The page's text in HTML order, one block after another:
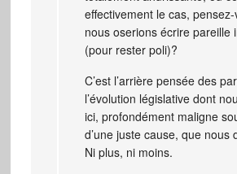
effectivement le cas,
nous oserions écrire pareille
(pour rester poli)?
C’est l’arrière pensée des
l’évolution législative dont
ici, profondément maligne
d’une juste cause, que nous
Ni plus, ni moins.